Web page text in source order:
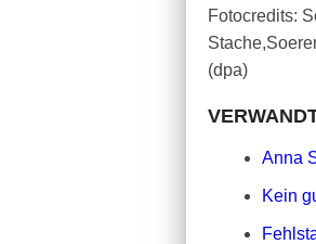
Fotocredits:
(dpa)
Anna
Kein